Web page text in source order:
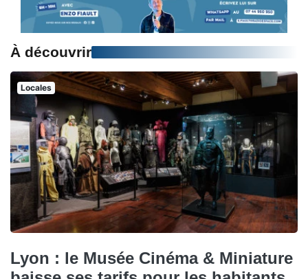
À découvrir
Locales
Lyon : le Musée Cinéma & Miniature